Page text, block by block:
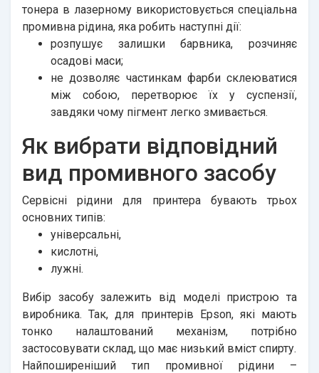
тонера в лазерному використовується спеціальна
промивна рідина, яка робить наступні дії:
розпушує залишки барвника, розчиняє
осадові маси;
не дозволяє частинкам фарби склеюватися
між собою, перетворює їх у суспензії,
завдяки чому пігмент легко змивається.
Як вибрати відповідний
вид промивного засобу
Сервісні рідини для принтера бувають трьох
основних типів:
універсальні,
кислотні,
лужні.
Вибір засобу залежить від моделі пристрою та
виробника. Так, для принтерів Epson, які мають
тонко налаштований механізм, потрібно
застосовувати склад, що має низький вміст спирту.
Найпоширеніший тип промивної рідини –